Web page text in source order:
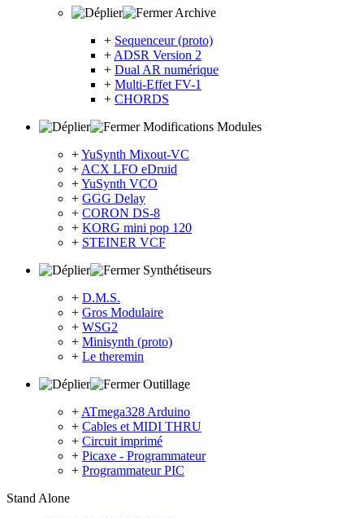
Archive
+ Sequenceur (proto)
+ ADSR Version 2
+ Dual AR numérique
+ Multi-Effet FV-1
+ CHORDS
Modifications Modules
+YuSynth Mixout-VC
+ ACX LFO eDruid
+YuSynth VCO
+ GGG Delay
+ CORON DS-8
+ KORG mini pop 120
+ STEINER VCF
Synthétiseurs
+ D.M.S.
+ Gros Modulaire
+ WSG2
+ Minisynth (proto)
+ Le theremin
Outillage
+ ATmega328 Arduino
+ Cables et MIDI THRU
+ Circuit imprimé
+ Picaxe - Programmateur
+ Programmateur PIC
Stand Alone